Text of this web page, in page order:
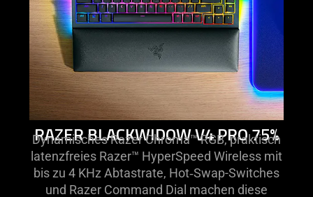
RAZER BLACKWIDOW V4 PRO 75%
Dynamisches Razer Chroma™ RGB, praktisch
latenzfreies Razer™ HyperSpeed Wireless mit
bis zu 4 KHz Abtastrate, Hot‑Swap-Switches
und Razer Command Dial machen diese